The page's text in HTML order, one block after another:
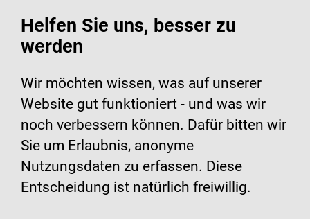
Helfen Sie uns, besser zu
werden
Wir möchten wissen, was auf unserer
Website gut funktioniert - und was wir
noch verbessern können. Dafür bitten wir
Sie um Erlaubnis, anonyme
Nutzungsdaten zu erfassen. Diese
Entscheidung ist natürlich freiwillig.
Infomaterialien zur
Hygiene